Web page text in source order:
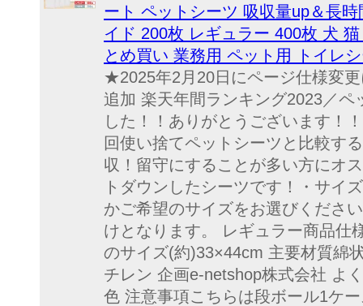
ート ペットシーツ 吸収量up＆長
イド 200枚 レギュラー 400枚 犬
とめ買い 業務用 ペット用 トイレ
★2025年2月20日にページ仕様変
追加 楽天年間ランキング2023／
した！！ありがとうございます！
回使い捨てペットシーツと比較す
収！留守にすることが多い方にオ
トダウンしたシーツです！・サイ
かご希望のサイズをお選びくださ
けとなります。 レギュラー商品仕
のサイズ(約)33×44cm 主要材質綿
チレン 企画e-netshop株式会社 よ
色 注意事項こちらは段ボール1ケ